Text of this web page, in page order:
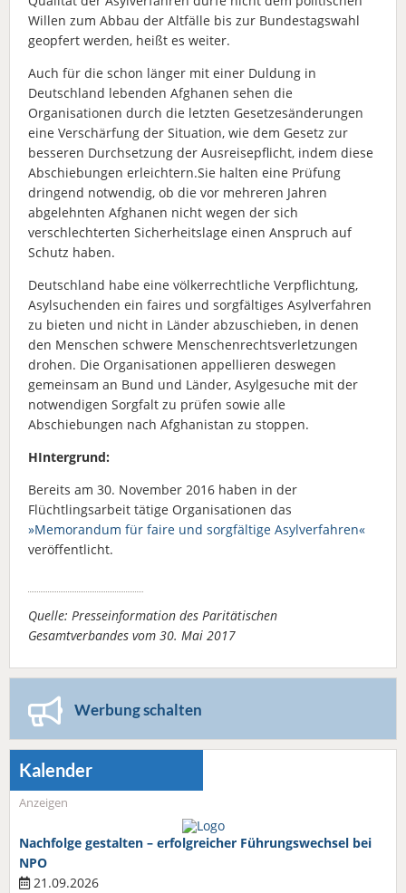
Willen zum Abbau der Altfälle bis zur Bundestagswahl
geopfert werden, heißt es weiter.
Auch für die schon länger mit einer Duldung in
Deutschland lebenden Afghanen sehen die
Organisationen durch die letzten Gesetzesänderungen
eine Verschärfung der Situation, wie dem Gesetz zur
besseren Durchsetzung der Ausreisepflicht, indem diese
Abschiebungen erleichtern.Sie halten eine Prüfung
dringend notwendig, ob die vor mehreren Jahren
abgelehnten Afghanen nicht wegen der sich
verschlechterten Sicherheitslage einen Anspruch auf
Schutz haben.
Deutschland habe eine völkerrechtliche Verpflichtung,
Asylsuchenden ein faires und sorgfältiges Asylverfahren
zu bieten und nicht in Länder abzuschieben, in denen
den Menschen schwere Menschenrechtsverletzungen
drohen. Die Organisationen appellieren deswegen
gemeinsam an Bund und Länder, Asylgesuche mit der
notwendigen Sorgfalt zu prüfen sowie alle
Abschiebungen nach Afghanistan zu stoppen.
HIntergrund:
Bereits am 30. November 2016 haben in der
Flüchtlingsarbeit tätige Organisationen das
»Memorandum für faire und sorgfältige Asylverfahren«
veröffentlicht.
Quelle: Presseinformation des Paritätischen
Gesamtverbandes vom 30. Mai 2017
Werbung schalten
Kalender
Anzeigen
Nachfolge gestalten – erfolgreicher Führungswechsel bei
NPO
21.09.2026